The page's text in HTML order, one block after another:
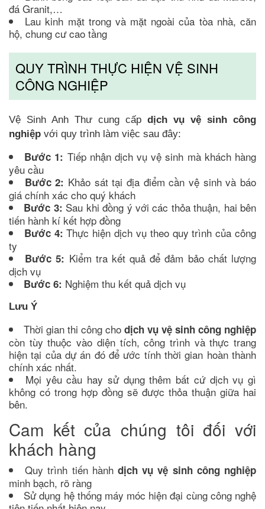
đá Granit,…
Lau kinh mặt trong và mặt ngoài của tòa nhà, căn
hộ, chung cư cao tầng
QUY TRÌNH THỰC HIỆN VỆ SINH
CÔNG NGHIỆP
Vệ Sinh Anh Thư cung cấp dịch vụ vệ sinh công
nghiệp với quy trình làm việc sau đây:
Bước 1: Tiếp nhận dịch vụ vệ sinh mà khách hàng
yêu cầu
Bước 2: Khảo sát tại địa điểm cần vệ sinh và báo
giá chính xác cho quý khách
Bước 3: Sau khi đồng ý với các thỏa thuận, hai bên
tiến hành kí kết hợp đồng
Bước 4: Thực hiện dịch vụ theo quy trình của công
ty
Bước 5: Kiểm tra kết quả để đảm bảo chất lượng
dịch vụ
Bước 6: Nghiệm thu kết quả dịch vụ
Lưu Ý
Thời gian thi công cho dịch vụ vệ sinh công nghiệp
còn tùy thuộc vào diện tích, công trình và thực trang
hiện tại của dự án đó để ước tính thời gian hoàn thành
chính xác nhất.
Mọi yêu cầu hay sử dụng thêm bất cứ dịch vụ gì
không có trong hợp đồng sẽ được thỏa thuận giữa hai
bên.
Cam kết của chúng tôi đối với
khách hàng
Quy trình tiến hànhdịch vụ vệ sinh công nghiệp
minh bạch, rõ ràng
Sử dụng hệ thống máy móc hiện đại cùng công nghệ